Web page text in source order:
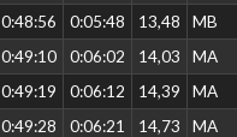
0:48:56 0:05:48 13,48
MB
0:49:10 0:06:02 14,03
MA
0:49:19 0:06:12 14,39
MA
0:49:28 0:06:21 14,73
MA